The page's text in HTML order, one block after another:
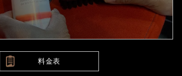
料金表